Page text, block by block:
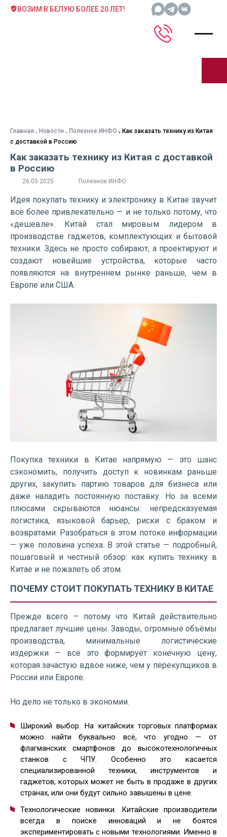
ВОЗИМ В БЕЛУЮ БОЛЕЕ 20 ЛЕТ!
Главная Новости Полезное ИНФО
Как заказать технику из Китая
с доставкой в Россию
Как заказать технику из Китая с доставкой
в Россию
26.05.2025 Полезное ИНФО
Идея покупать технику и электронику в Китае звучит
всё более привлекательно — и не только потому, что
«дешевле». Китай стал мировым лидером в
производстве гаджетов, комплектующих и бытовой
техники. Здесь не просто собирают, а проектируют и
создают новейшие устройства, которые часто
появляются на внутреннем рынке раньше, чем в
Европе или США.
Покупка техники в Китае напрямую — это шанс
сэкономить, получить доступ к новинкам раньше
других, закупить партию товаров для бизнеса или
даже наладить постоянную поставку. Но за всеми
плюсами скрываются нюансы: непредсказуемая
логистика, языковой барьер, риски с браком и
возвратами. Разобраться в этом потоке информации
— уже половина успеха. В этой статье — подробный,
пошаговый и честный обзор: как купить технику в
Китае и не пожалеть об этом.
ПОЧЕМУ СТОИТ ПОКУПАТЬ ТЕХНИКУ В КИТАЕ
Прежде всего — потому что Китай действительно
предлагает лучшие цены. Заводы, огромные объёмы
производства, минимальные логистические
издержки — всё это формирует конечную цену,
которая зачастую вдвое ниже, чем у перекупщиков в
России или Европе.
Но дело не только в экономии.
Широкий выбор. На китайских торговых платформах
можно найти буквально всё, что угодно — от
флагманских смартфонов до высокотехнологичных
станков с ЧПУ. Особенно это касается
специализированной техники, инструментов и
гаджетов, которых может не быть в продаже в других
странах, или они будут сильно завышены в цене.
Технологические новинки. Китайские производители
всегда в поиске инноваций и не боятся
экспериментировать с новыми технологиями. Именно в